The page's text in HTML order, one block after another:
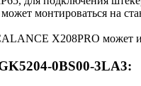
монтироваться на
X208PRO может
0BS00-3LA3: